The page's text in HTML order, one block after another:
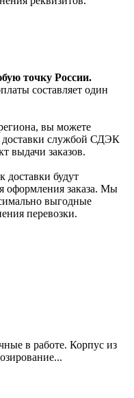
точку России.
составляет один
вы можете
доставки службой СДЭК
выдачи заказов.
доставки будут
оформления заказа. Мы
выгодные
перевозки.
в работе. Корпус из